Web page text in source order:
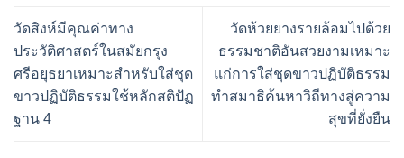
วัดสิงห์มีคุณค่าทาง
ประวัติศาสตร์ในสมัยกรุง
ศรีอยุธยาเหมาะสำหรับใส่ชุด
ขาวปฏิบัติธรรมใช้หลักสติปัฏ
ฐาน 4
วัดห้วยยางรายล้อมไปด้วย
ธรรมชาติอันสวยงามเหมาะ
แก่การใส่ชุดขาวปฏิบัติธรรม
ทำสมาธิค้นหาวิถีทางสู่ความ
สุขที่ยั่งยืน